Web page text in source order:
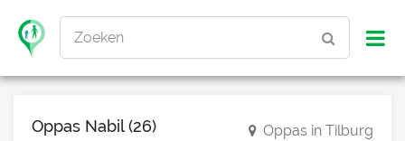
Zoeken
Oppas Nabil (26) Oppas in Tilburg